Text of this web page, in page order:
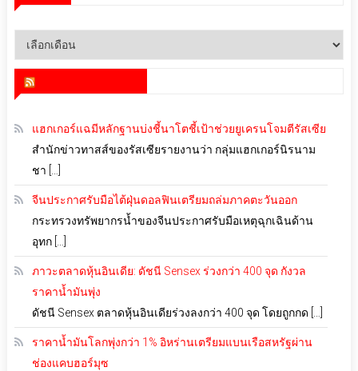
คลัง
แฮกเกอร์แฉมีหลักฐานบ่งชี้นาโตชี้เป้าช่วยยูเครนโจมตีรัสเซีย
สำนักข่าวทาสส์ของรัสเซียรายงานว่า กลุ่มแฮกเกอร์นิรนาม
ชา […]
จีนประกาศรับมือไต้ฝุ่นดอลฟินเตรียมถล่มภาคตะวันออก
กระทรวงทรัพยากรน้ำของจีนประกาศรับมือเหตุฉุกเฉินด้าน
อุทก […]
ภาวะตลาดหุ้นอินเดีย: ดัชนี Sensex ร่วงกว่า 400 จุด กังวล
ราคาน้ำมันพุ่ง
ดัชนี Sensex ตลาดหุ้นอินเดียร่วงลงกว่า 400 จุด โดยถูกกด […]
ราคาน้ำมันโลกพุ่งกว่า 1% อิหร่านเตรียมแบนเรือสหรัฐผ่าน
ช่องแคบฮอร์มุซ